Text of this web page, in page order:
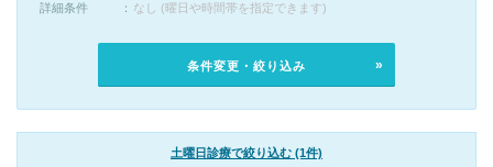
詳細条件
なし (曜日や時間帯を指定できます)
条件変更・絞り込み
土曜日診療で絞り込む (1件)